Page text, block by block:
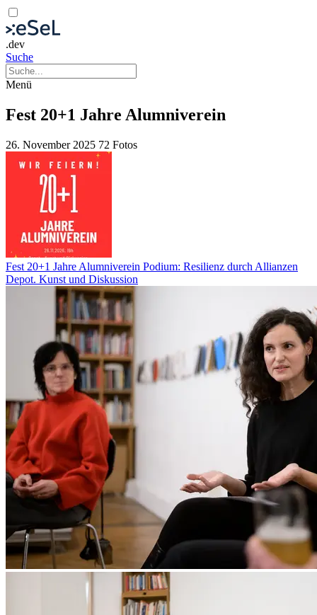
.dev
Suche
Menü
Fest 20+1 Jahre Alumniverein
26. November 2025 72 Fotos
Fest 20+1 Jahre Alumniverein Podium: Resilienz durch Allianzen
Depot. Kunst und Diskussion